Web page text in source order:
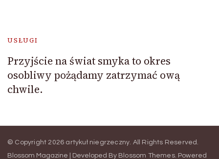
USŁUGI
Przyjście na świat smyka to okres
osobliwy pożądamy zatrzymać ową
chwile.
© Copyright 2026 artykuł niegrzeczny . All Rights Reserved.
Blossom Magazine | Developed By Blossom Themes. Powered